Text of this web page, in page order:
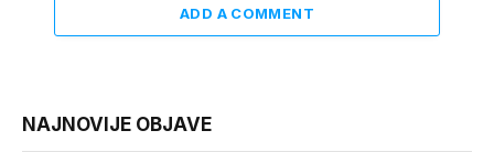
ADD A COMMENT
NAJNOVIJE OBJAVE